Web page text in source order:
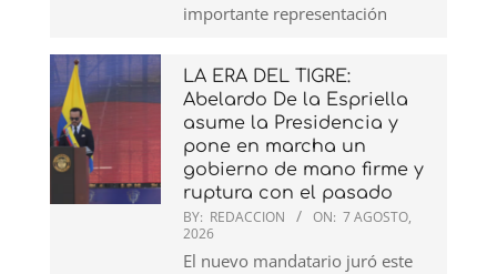
importante representación
LA ERA DEL TIGRE:
Abelardo De la Espriella
asume la Presidencia y
pone en marcha un
gobierno de mano firme y
ruptura con el pasado
BY: REDACCION ON: 7 AGOSTO,
2026
El nuevo mandatario juró este